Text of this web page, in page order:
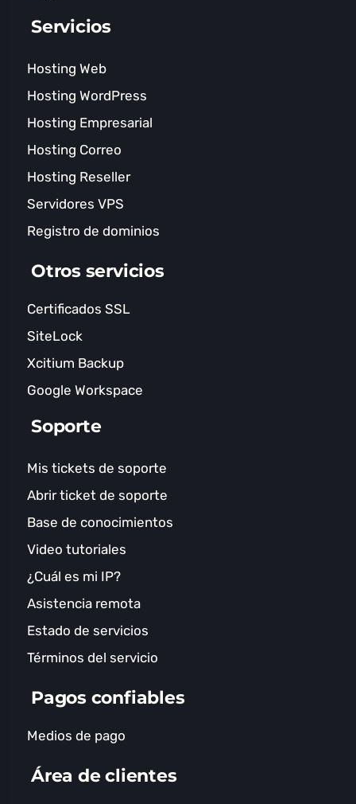
Servicios
Hosting Web
Hosting WordPress
Hosting Empresarial
Hosting Correo
Hosting Reseller
Servidores VPS
Registro de dominios
Otros servicios
Certificados SSL
SiteLock
Xcitium Backup
Google Workspace
Soporte
Mis tickets de soporte
Abrir ticket de soporte
Base de conocimientos
Video tutoriales
¿Cuál es mi IP?
Asistencia remota
Estado de servicios
Términos del servicio
Pagos confiables
Medios de pago
Área de clientes